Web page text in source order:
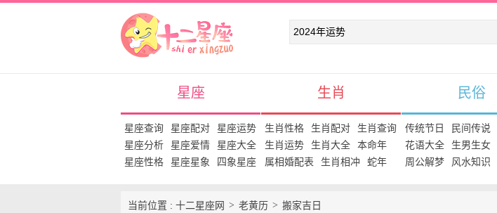
十二星座网
星座
星座查询 星座配对
星座运势
星座分析
星座爱情
星座大全
星座性格
星座星象 四象星座
生肖
生肖性格 生肖配对
生肖查询
生肖运势
生肖大全
本命年
属相婚配表
生肖相冲 蛇年
民俗
传统节日 民间传说
花语大全
生男生女
周公解梦
风水知识
当前位置 : 十二星座网 老黄历 搬家吉日